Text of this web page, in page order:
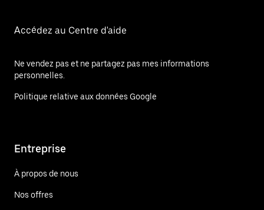
Accédez au Centre d'aide
Ne vendez pas et ne partagez pas mes informations
personnelles.
Politique relative aux données Google
Entreprise
À propos de nous
Nos offres